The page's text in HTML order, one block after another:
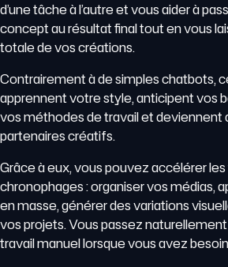
d’une tâche à l’autre et vous aider à
concept au résultat final tout en vous
totale de vos créations.
Contrairement à de simples chatbots,
apprennent votre style, anticipent vos
vos méthodes de travail et deviennent
partenaires créatifs.
Grâce à eux, vous pouvez accélérer
chronophages : organiser vos médias,
en masse, générer des variations
vos projets. Vous passez
travail manuel lorsque vous avez